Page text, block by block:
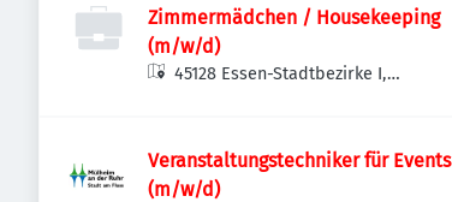
Zimmermädchen / Housekeeping
(m/w/d)
45128 Essen-Stadtbezirke I,
Veranstaltungstechniker für Events
(m/w/d)